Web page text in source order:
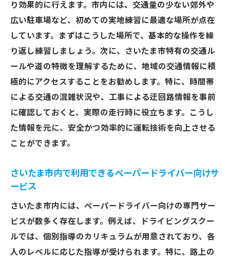
緊張を和らげるためのリラクゼーションテ
クニック
効果的な運転練習のためのスケジュール管
理
ドライビングスキルを高めるための地元イ
ベント参加
ペーパードライバー仲間と情報交換する方
法
ペーパードライバーに必要な心の準備と実践的
運転再開への心の壁を乗り越える方法
ペーパードライバー向けのメンタルサポー
ト
り効果的に行えます。市内には、交通量の少ない郊外や
広い駐車場など、初めての実地練習に最適な場所が点在
しています。まずはこうした場所で、基本的な操作を繰
り返し練習しましょう。次に、さいたま市特有の交通ル
ールや道の特徴を理解するために、地域の交通情報に積
極的にアクセスすることをお勧めします。特に、時間帯
による交通の混雑状況や、工事による迂回路情報を事前
に確認しておくと、実際の走行時に役立ちます。こうし
た情報を元に、安全かつ効率的に運転技術を向上させる
ことができます。
さいたま市内で利用できるペーパードライバー向けサ
ービス
さいたま市内には、ペーパードライバー向けの専門サー
ビスが数多く存在します。例えば、ドライビングスクー
ルでは、個別指導のカリキュラムが用意されており、各
人のレベルに応じた指導が受けられます。特に、路上の